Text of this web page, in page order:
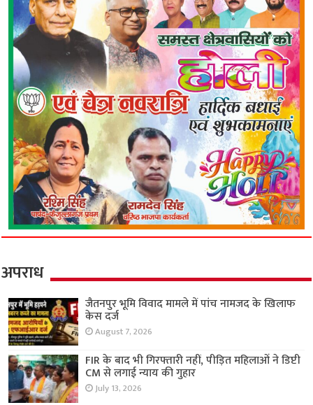
अपराध
जैतनपुर भूमि विवाद मामले में पांच नामजद के खिलाफ
केस दर्ज
August 7, 2026
FIR के बाद भी गिरफ्तारी नहीं, पीड़ित महिलाओं ने डिप्टी
CM से लगाई न्याय की गुहार
July 13, 2026